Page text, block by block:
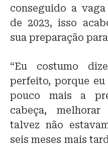
conseguido a
de 2023, isso
sua preparação
“Eu costumo
perfeito, porque
pouco mais a
cabeça,
talvez não
seis meses mais